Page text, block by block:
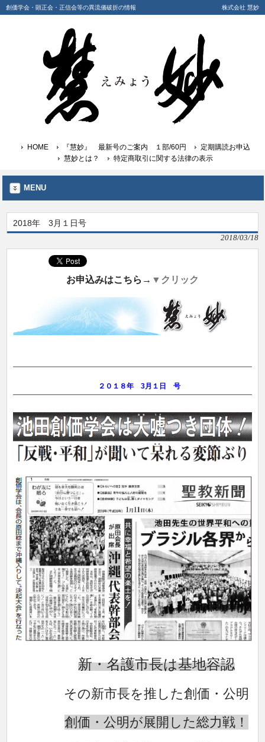
創価学会・顕正会・正信会等の異流儀破折の情報 株式会社 慧妙
HOME 『慧妙』 最新号のご案内 １部/60円
定期購読お申込
慧妙とは？
特定商取引に関する法律の表示
MENU
2018年 3月１日号
2018/03/18
お申込みはこちら→ ▼クリック
２０１８年 3月１ 日 号
新・名護市長は基地容認
その新市長を推した創価・公明
創価・公明が展開した総力戦！